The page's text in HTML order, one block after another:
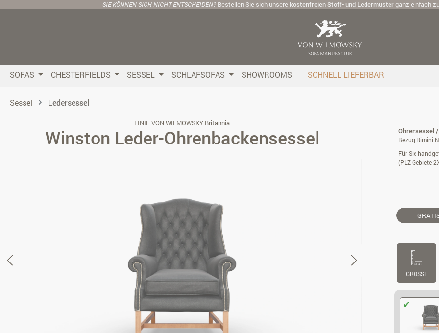
Hauptinhalt springen
Zur Suche springen
Zur Hauptnavigation springen
SIE KÖNNEN SICH NICHT ENTSCHEIDEN? Bestellen Sie sich unsere kostenfreien Stoff- und Ledermusterganz einfach
SOFAS CHESTERFIELDS SESSEL SCHLAFSOFAS SHOWROOMS SCHNELL LIEFERBAR
Sessel Ledersessel
LINIE VON WILMOWSKY Britannia
Winston Leder-Ohrenbackensessel Ohrensessel
Bezug Rimini
Für Sie
(PLZ-Gebiete
GRÖSSE